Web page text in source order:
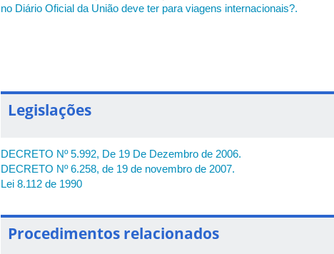
no Diário Oficial da União deve ter para viagens internacionais?.
Legislações
DECRETO Nº 5.992, De 19 De Dezembro de 2006.
DECRETO Nº 6.258, de 19 de novembro de 2007.
Lei 8.112 de 1990
Procedimentos relacionados